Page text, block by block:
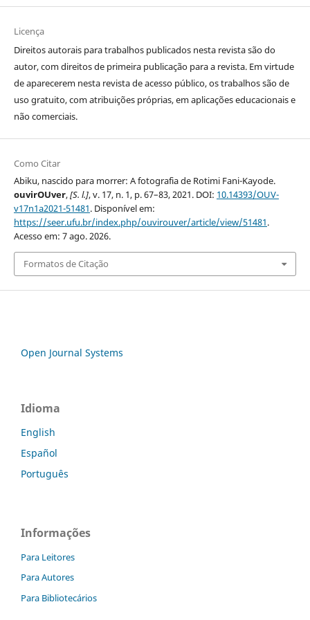
Licença
Direitos autorais para trabalhos publicados nesta revista são do
autor, com direitos de primeira publicação para a revista. Em virtude
de aparecerem nesta revista de acesso público, os trabalhos são de
uso gratuito, com atribuições próprias, em aplicações educacionais e
não comerciais.
Como Citar
Abiku, nascido para morrer: A fotografia de Rotimi Fani-Kayode.
ouvirOUver,[S. l.], v. 17, n. 1, p. 67–83, 2021. DOI: 10.14393/OUV-
v17n1a2021-51481. Disponível em:
https://seer.ufu.br/index.php/ouvirouver/article/view/51481.
Acesso em: 7 ago. 2026.
Formatos de Citação
Open Journal Systems
Idioma
English
Español
Português
Informações
Para Leitores
Para Autores
Para Bibliotecários